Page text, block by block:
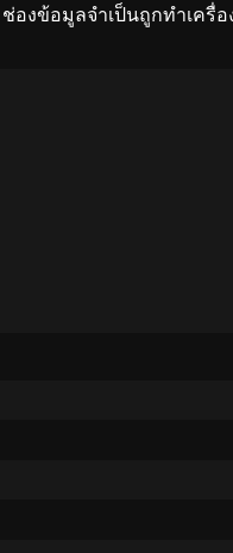
ช่องข้อมูลจำเป็นถูกทำเครื่อ